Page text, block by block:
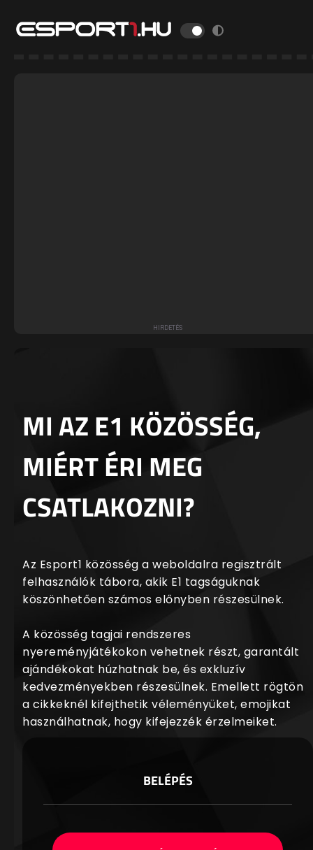
MI AZ E1 KÖZÖSSÉG,
MIÉRT ÉRI MEG
CSATLAKOZNI?
Az Esport1 közösség a weboldalra regisztrált
felhasználók tábora, akik E1 tagságuknak
köszönhetően számos előnyben részesülnek.
A közösség tagjai rendszeres
nyereményjátékokon vehetnek részt, garantált
ajándékokat húzhatnak be, és exkluzív
kedvezményekben részesülnek. Emellett rögtön
a cikkeknél kifejthetik véleményüket, emojikat
használhatnak, hogy kifejezzék érzelmeiket.
BELÉPÉS